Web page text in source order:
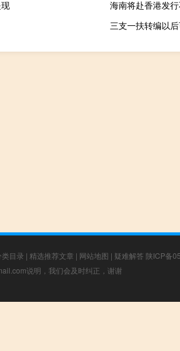
海南将赴香港发
三支一扶转编以
目录 | 精选推荐文章 | 网站地图 | 疑难解答 陕ICP备
说明，我们会及时纠正，谢谢